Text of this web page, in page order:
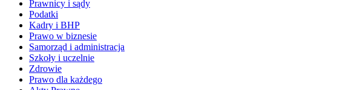
Prawnicy i sądy
Podatki
Kadry i BHP
Prawo w biznesie
Samorząd i administracja
Szkoły i uczelnie
Zdrowie
Prawo dla każdego